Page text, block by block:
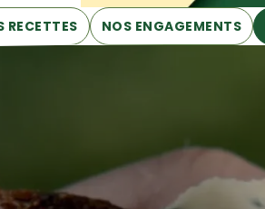
RECETTES NOS ENGAGEMENTS